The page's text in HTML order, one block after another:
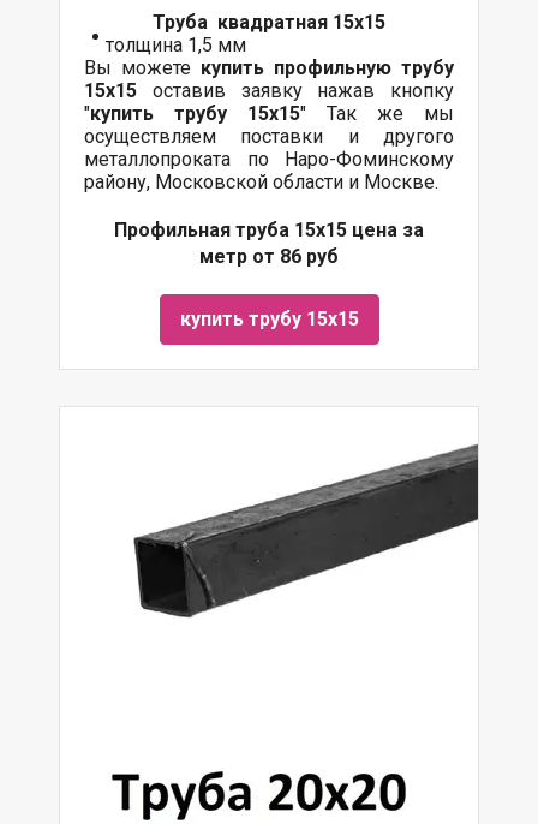
Труба квадратная 15х15
толщина 1,5 мм
Вы можете купить профильную трубу
15х15 оставив заявку нажав кнопку
"купить трубу 15х15" Так же мы
осуществляем поставки и другого
металлопроката по Наро-Фоминскому
району, Московской области и Москве.
Профильная труба 15х15 цена за
метр от 86 руб
купить трубу 15х15